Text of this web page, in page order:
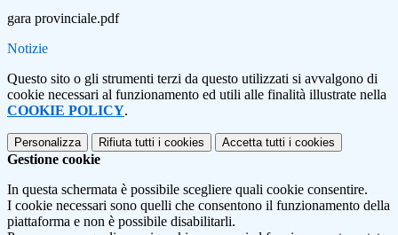
gara provinciale.pdf
Notizie
Questo sito o gli strumenti terzi da questo utilizzati si avvalgono di
cookie necessari al funzionamento ed utili alle finalità illustrate nella
COOKIE POLICY.
Personalizza Rifiuta tutti i cookies Accetta tutti i cookies
Gestione cookie
In questa schermata è possibile scegliere quali cookie consentire.
I cookie necessari sono quelli che consentono il funzionamento della
piattaforma e non è possibile disabilitarli.